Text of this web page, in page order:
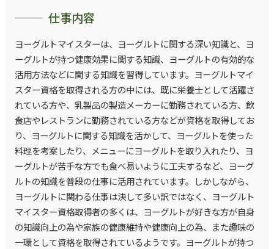
仕事内容
ヨーグルトマイスターは、ヨーグルトに関する深い知識と、ヨ
ーグルトが持つ健康効果に関する知識、ヨーグルトの有効的な
活用方法などに関する知識を習得しています。ヨーグルトマイ
スター資格を取得される方の中には、既に栄養士として活躍さ
れている方や、乳製品の製造メーカーに勤務されている方、飲
食店やレストランに勤務されている方などが資格を取得してお
り、ヨーグルトに関する知識を活かして、ヨーグルトを使った
料理を考案したり、メニューにヨーグルトを取り入れたり、ヨ
ーグルトが苦手な方でも食べ易いように工夫するなど、ヨーグ
ルトの知識を普段の仕事に活用されています。しかしながら、
ヨーグルトに関わる仕事は決して多い訳ではなく、ヨーグルト
マイスター資格取得者の多くは、ヨーグルトが好きな方が自身
の知識向上の為や家族の健康維持や健康向上の為、また趣味の
一環として資格を取得されているようです。ヨーグルトが持つ